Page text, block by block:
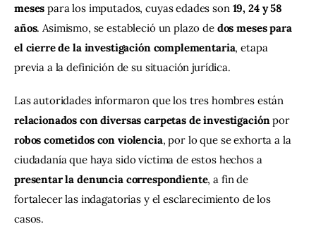
meses para los imputados, cuyas edades son 19, 24 y 58
años. Asimismo, se estableció un plazo de dos meses para
el cierre de la investigación complementaria, etapa
previa a la definición de su situación jurídica.
Las autoridades informaron que los tres hombres están
relacionados con diversas carpetas de investigación por
robos cometidos con violencia, por lo que se exhorta a la
ciudadanía que haya sido víctima de estos hechos a
presentar la denuncia correspondiente, a fin de
fortalecer las indagatorias y el esclarecimiento de los
casos.